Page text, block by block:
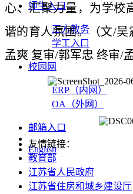
师生入口
正方教务
学工入口
校园网
ERP（内网）
OA（外网）
邮箱入口
English
心、汇聚力量，为学校
谐的育人氛围。（文/
孟爽 复审/郭军忠 终审/
友情链接：
教育部
江苏省人民政府
江苏省住房和城乡建设厅